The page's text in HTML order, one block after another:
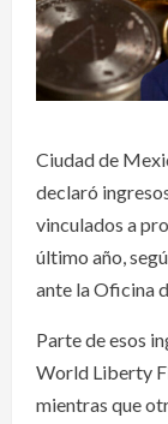
Ciudad de
declaró
vinculados a
último año,
ante la Oficina
Parte de esos
World Liberty
mientras que